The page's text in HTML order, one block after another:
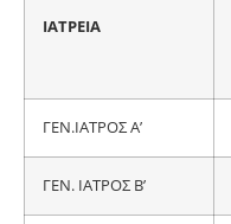
ΙΑΤΡΕΙΑ
ΓΕΝ.ΙΑΤΡΟΣ Α’
ΓΕΝ. ΙΑΤΡΟΣ Β’